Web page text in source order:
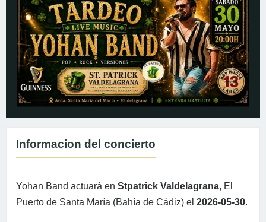
Informacion del concierto
Yohan Band actuará en Stpatrick Valdelagrana, El
Puerto de Santa María (Bahía de Cádiz) el 2026-05-30.